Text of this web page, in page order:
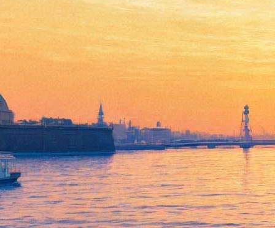
«Шальные деньги:
Стокгольмский нуар»